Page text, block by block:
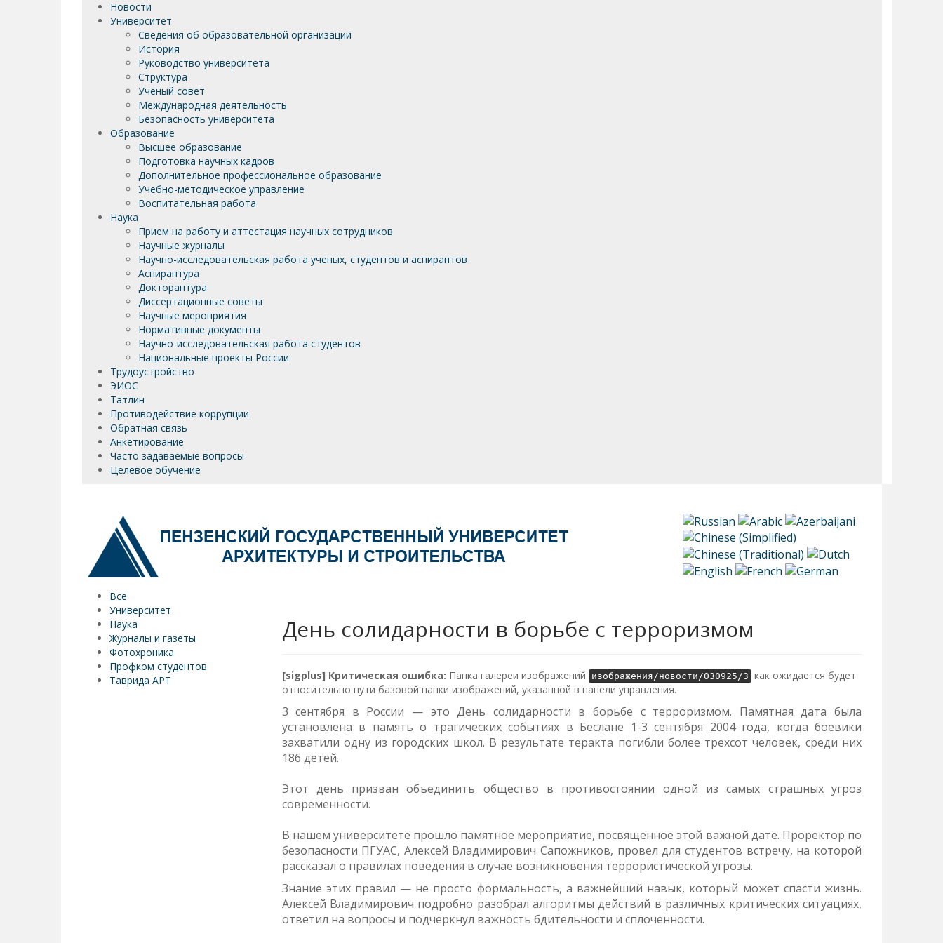
Новости
Университет
Сведения об образовательной организации
История
Руководство университета
Структура
Ученый совет
Международная деятельность
Безопасность университета
Образование
Высшее образование
Подготовка научных кадров
Дополнительное профессиональное образование
Учебно-методическое управление
Воспитательная работа
Наука
Прием на работу и аттестация научных сотрудников
Научные журналы
Научно-исследовательская работа ученых, студентов и аспирантов
Аспирантура
Докторантура
Диссертационные советы
Научные мероприятия
Нормативные документы
Научно-исследовательская работа студентов
Национальные проекты России
Трудоустройство
ЭИОС
Татлин
Противодействие коррупции
Обратная связь
Анкетирование
Часто задаваемые вопросы
Целевое обучение
Все
Университет
Наука
Журналы и газеты
Фотохроника
Профком студентов
Таврида АРТ
День солидарности в борьбе с терроризмом
[sigplus] Критическая ошибка: Папка галереи изображений изображения/новости/030925/3 как ожидается будет
относительно пути базовой папки изображений, указанной в панели управления.
3 сентября в России — это День солидарности в борьбе с терроризмом. Памятная дата была
установлена в память о трагических событиях в Беслане 1-3 сентября 2004 года, когда боевики
захватили одну из городских школ. В результате теракта погибли более трехсот человек, среди них
186 детей.
Этот день призван объединить общество в противостоянии одной из самых страшных угроз
современности.
В нашем университете прошло памятное мероприятие, посвященное этой важной дате. Проректор по
безопасности ПГУАС, Алексей Владимирович Сапожников, провел для студентов встречу, на которой
рассказал о правилах поведения в случае возникновения террористической угрозы.
Знание этих правил — не просто формальность, а важнейший навык, который может спасти жизнь.
Алексей Владимирович подробно разобрал алгоритмы действий в различных критических ситуациях,
ответил на вопросы и подчеркнул важность бдительности и сплоченности.